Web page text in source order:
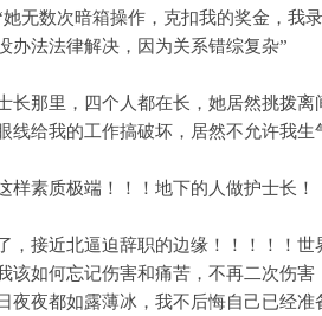
无数次暗箱操作，克扣我的奖金，我
办法法律解决，因为关系错综复杂”
长那里，四个人都在长，她居然挑拨
线给我的工作搞破坏，居然不允许我生
样素质极端！！！地下的人做护士长！
，接近北逼迫辞职的边缘！！！！！
该如何忘记伤害和痛苦，不再二次伤
夜夜都如露薄冰，我不后悔自己已经准